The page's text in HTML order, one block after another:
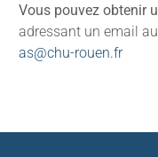
Vous pouvez obtenir
adressant un email
as@chu-rouen.fr